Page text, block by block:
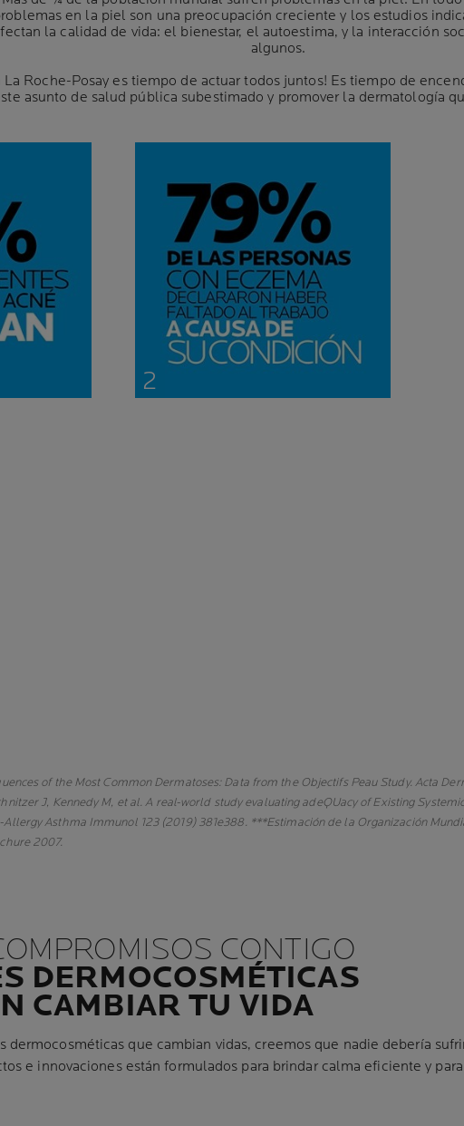
en la piel son una preocupación creciente y los estudios
la calidad de vida: el bienestar, el autoestima, y la interacción
algunos.
La Roche-Posay es tiempo de actuar todos juntos! Es tiempo de
asunto de salud pública subestimado y promover la dermatología
of the Most Common Dermatoses: Data from the Objectifs Peau Study. Acta
J, Kennedy M, et al. A real-world study evaluating adeQUacy of Existing
Allergy Asthma Immunol 123 (2019) 381e388. ***Estimación de la Organización
2007.
CONTIGO
DERMOCOSMÉTICAS
CAMBIAR TU VIDA
dermocosméticas que cambian vidas, creemos que nadie debería
e innovaciones están formulados para brindar calma eficiente y